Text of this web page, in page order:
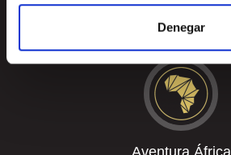
Denegar
Aventura África